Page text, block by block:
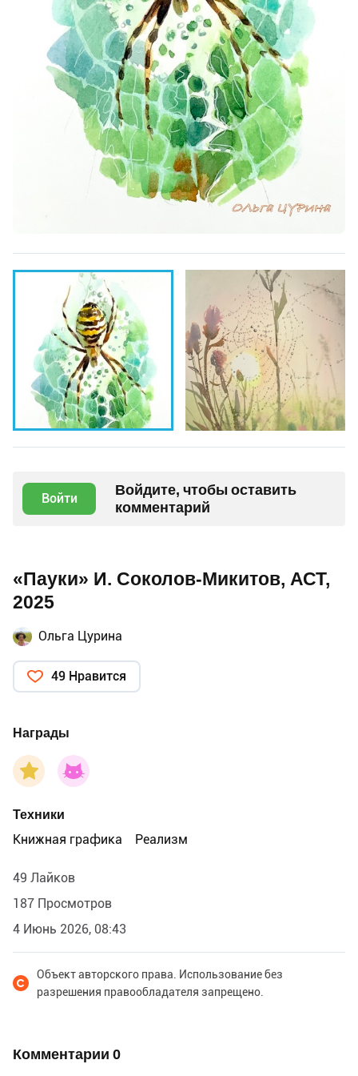
Войти
Войдите, чтобы оставить
комментарий
«Пауки» И. Соколов-Микитов, АСТ,
2025
Ольга Цурина
49 Нравится
Награды
Техники
Книжная графика
Реализм
49 Лайков
187 Просмотров
4 Июнь 2026, 08:43
Объект авторского права. Использование без
разрешения правообладателя запрещено.
Комментарии 0